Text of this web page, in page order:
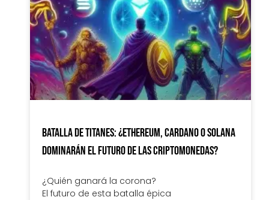
Batalla de titanes: ¿Ethereum, Cardano o Solana
dominarán el futuro de las criptomonedas?
¿Quién ganará la corona?
El futuro de esta batalla épica